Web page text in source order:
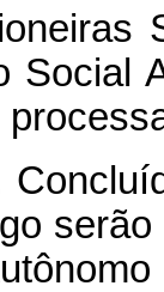
Social